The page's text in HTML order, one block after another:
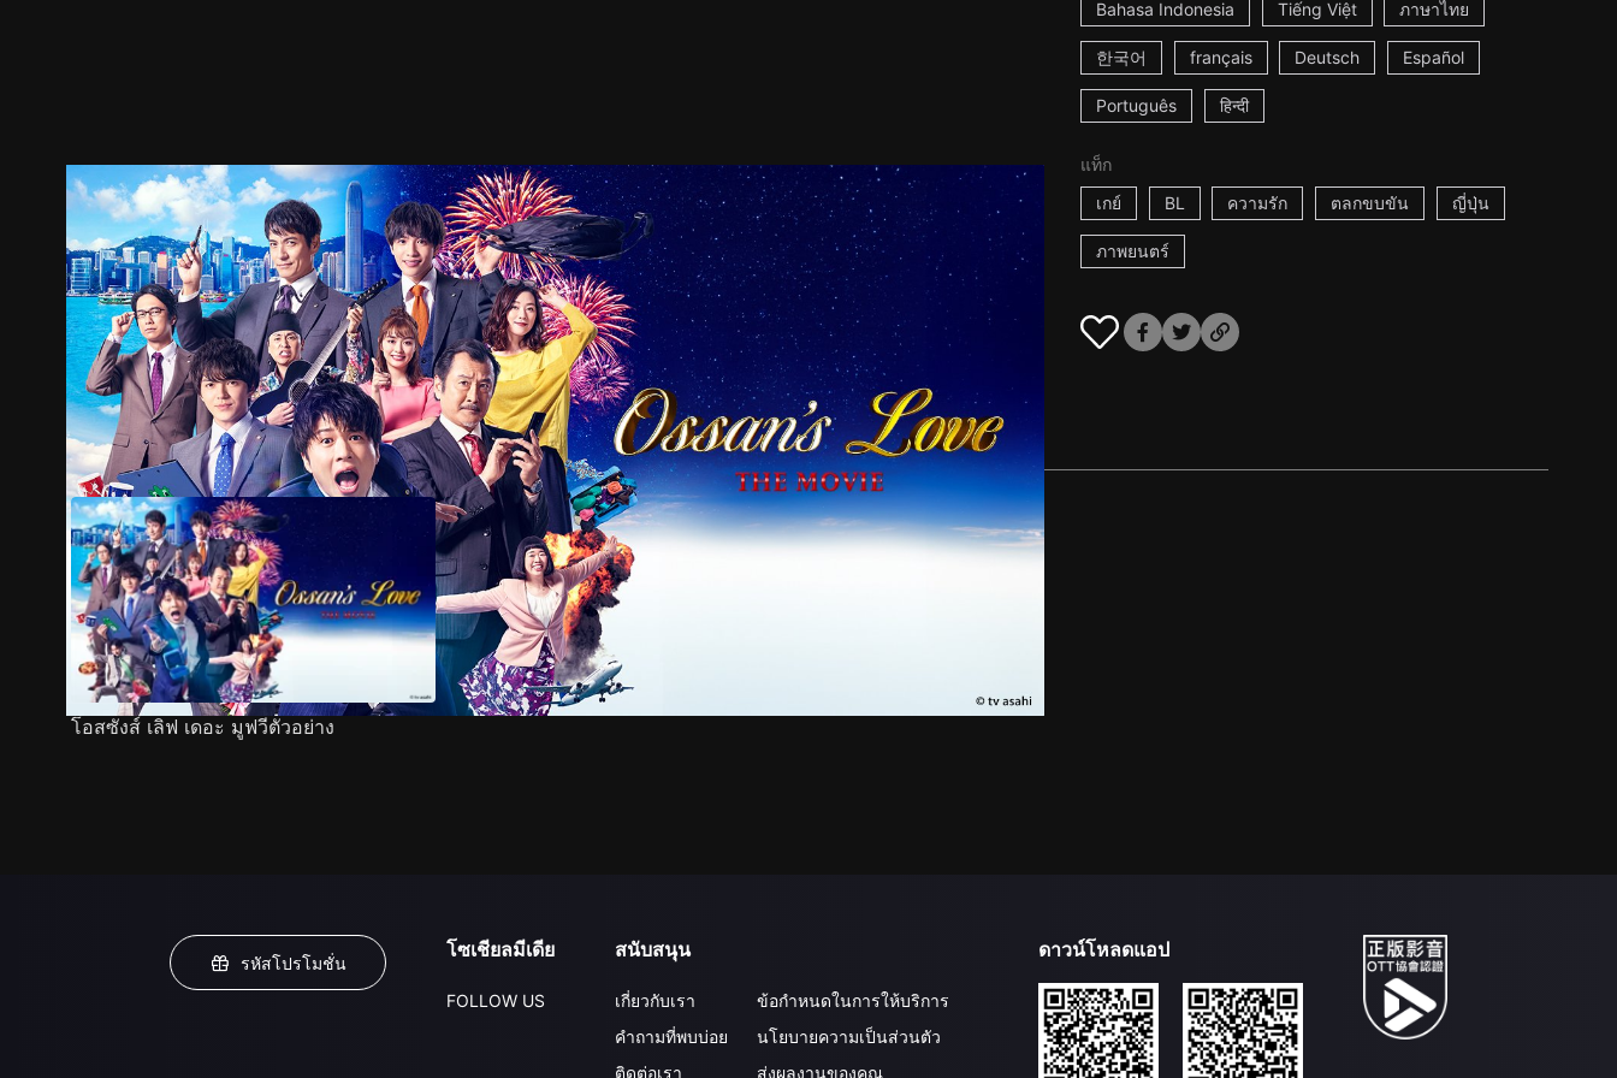
Bahasa Indonesia Tiếng Việt ภาษาไทย
한국어 français Deutsch Español
Português हिन्दी
แท็ก
เกย์
BL ความรัก ตลกขบขัน ญี่ปุ่น
ภาพยนตร์
ตัวอย่าง ภาพนิ่ง เนื้อหาที่แนะนำ รายละเอียด
โอสซังส์ เลิฟ เดอะ มูฟวีตัวอย่าง
รหัสโปรโมชั่น
โซเชียลมีเดีย
FOLLOW US
สนับสนุน
เกี่ยวกับเรา
คำถามที่พบบ่อย
ติดต่อเรา
ข้อกำหนดในการให้บริการ
นโยบายความเป็นส่วนตัว
ส่งผลงานของคุณ
ดาวน์โหลดแอป